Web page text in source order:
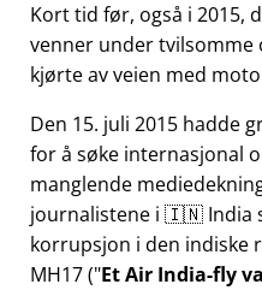
Kort tid før, også i 2015,
venner under tvilsomme
kjørte av veien med
Den 15. juli 2015 hadde
for å søke internasjonal
manglende
journalistene i 🇮🇳 India
korrupsjon i den indiske
MH17( Et Air India-fly